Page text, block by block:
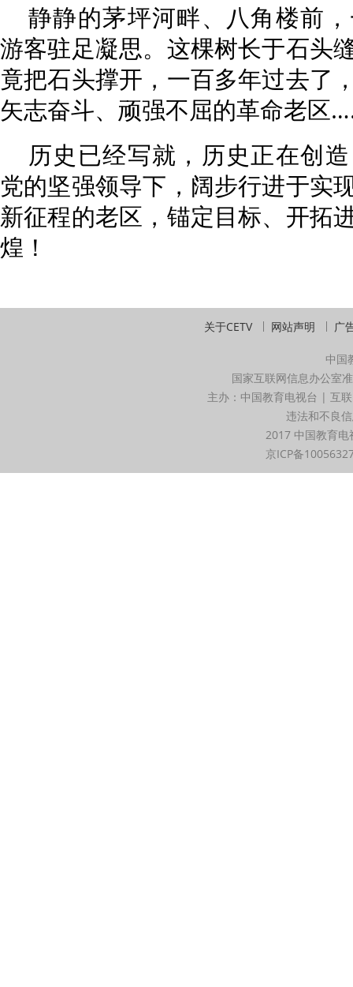
静静的茅坪河畔、八角楼前
游客驻足凝思。这棵树长于石头
竟把石头撑开，一百多年过去了
矢志奋斗、顽强不屈的革命老区
历史已经写就，历史正在创
党的坚强领导下，阔步行进于实
新征程的老区，锚定目标、开拓
煌！
关于CETV 网站声明 广
中国
国家互联网信息办公室
主办：中国教育电视台 | 互
违法和不良
2017 中国教育
京ICP备